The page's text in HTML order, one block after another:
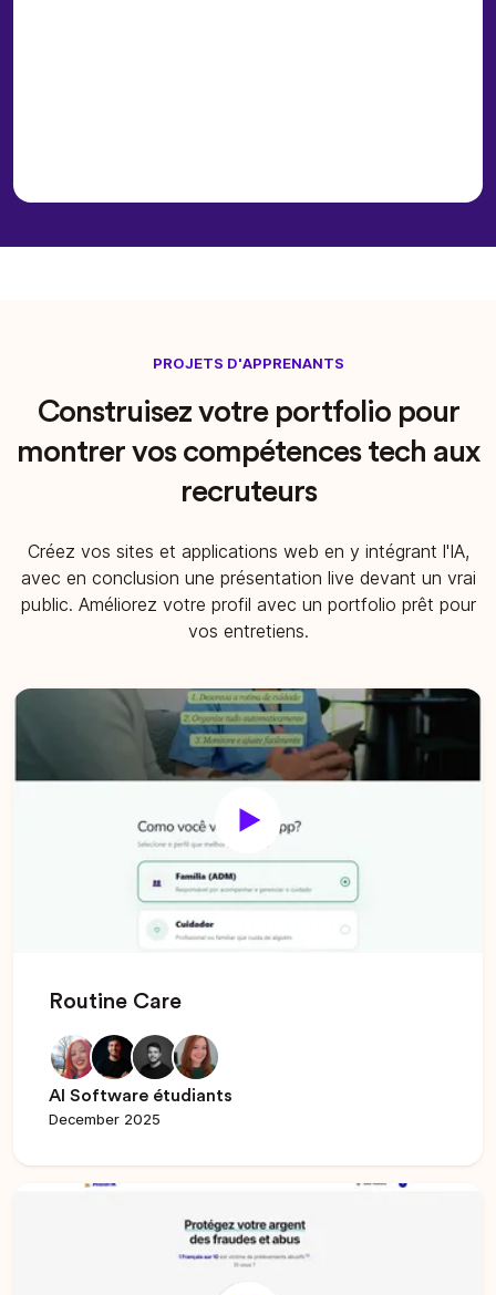
PROJETS D'APPRENANTS
Construisez votre portfolio pour
montrer vos compétences tech aux
recruteurs
Créez vos sites et applications web en y intégrant l'IA,
avec en conclusion une présentation live devant un vrai
public. Améliorez votre profil avec un portfolio prêt pour
vos entretiens.
Routine Care
AI Software étudiants
December 2025